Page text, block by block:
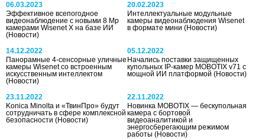
06.03.2023
Эффективное всепогодное
видеонаблюдение с новыми 8 Мр
камерами Wisenet X на базе ИИ
(Новости)
20.02.2023
Интеллектуальные модульные
камеры видеонаблюдения Wisenet
в формате мини(Новости)
14.12.2022
Панорамные 4-сенсорные уличные
камеры Wisenet со встроенным
искусственным интеллектом
(Новости)
05.12.2022
Начались поставки защищенных
купольных IP-камер MOBOTIX v71 с
мощной ИИ платформой(Новости)
23.11.2022
Konica Minolta и «ТвинПро» будут
сотрудничать в сфере комплексной
безопасности (Новости)
22.11.2022
Новинка MOBOTIX — бескупольная
камера с бортовой
видеоаналитикой и
энергосберегающим режимом
работы(Новости)